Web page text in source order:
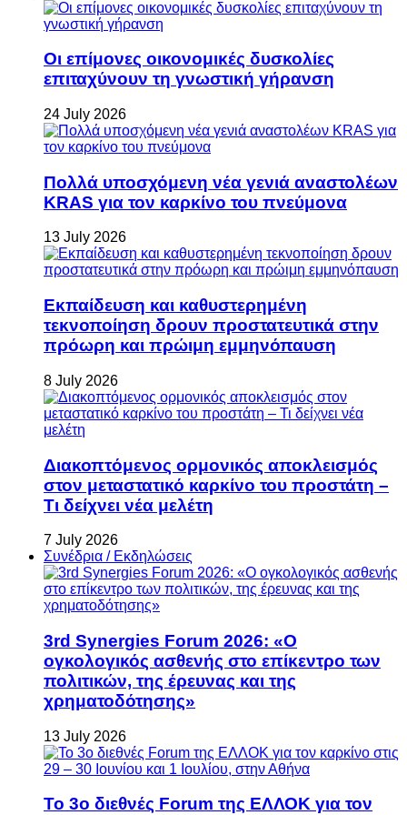
Οι επίμονες οικονομικές δυσκολίες
επιταχύνουν τη γνωστική γήρανση
24 July 2026
Πολλά υποσχόμενη νέα γενιά αναστολέων
KRAS για τον καρκίνο του πνεύμονα
13 July 2026
Εκπαίδευση και καθυστερημένη
τεκνοποίηση δρουν προστατευτικά στην
πρόωρη και πρώιμη εμμηνόπαυση
8 July 2026
Διακοπτόμενος ορμονικός αποκλεισμός
στον μεταστατικό καρκίνο του προστάτη –
Τι δείχνει νέα μελέτη
7 July 2026
Συνέδρια / Εκδηλώσεις
3rd Synergies Forum 2026: «Ο
ογκολογικός ασθενής στο επίκεντρο των
πολιτικών, της έρευνας και της
χρηματοδότησης»
13 July 2026
Το 3ο διεθνές Forum της ΕΛΛΟΚ για τον